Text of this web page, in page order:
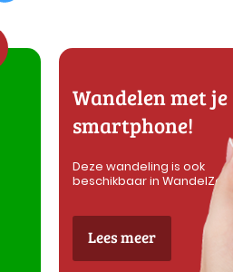
Wandelen met je
smartphone!
Deze wandeling is ook
beschikbaar in WandelZapp
Lees meer